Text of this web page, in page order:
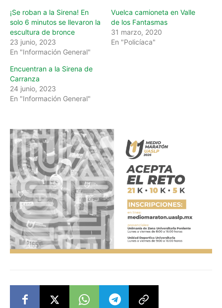
¡Se roban a la Sirena! En
solo 6 minutos se llevaron la
escultura de bronce
23 junio, 2023
En "Información General"
Vuelca camioneta en Valle
de los Fantasmas
31 marzo, 2020
En "Policíaca"
Encuentran a la Sirena de
Carranza
24 junio, 2023
En "Información General"